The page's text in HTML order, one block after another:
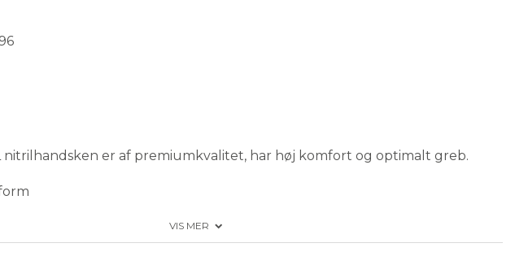
nitrilhandsken er af premiumkvalitet, har høj komfort og optimalt greb.
VIS MER